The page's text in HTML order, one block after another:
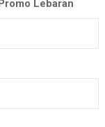
Lebaran